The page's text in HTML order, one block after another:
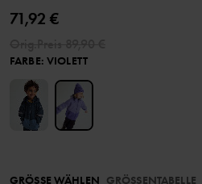
71,92 €
FARBE: VIOLETT
GRÖSSE WÄHLEN GRÖSSENTABELLE